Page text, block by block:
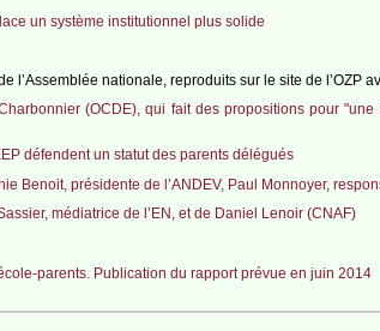
un système institutionnel plus solide
l’Assemblée nationale, reproduits sur le site de l’OZP
(OCDE), qui fait des propositions pour
défendent un statut des parents délégués
Benoit, présidente de l’ANDEV, Paul Monnoyer,
médiatrice de l’EN, et de Daniel Lenoir (CNAF)
parents. Publication du rapport prévue en juin 2014